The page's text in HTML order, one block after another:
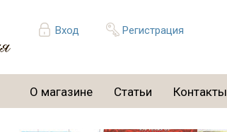
Вход Регистрация
О магазине Статьи Контакты